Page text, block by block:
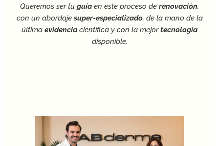
Queremos ser tu guía en este proceso de renovación,
con un abordajesuper-especializado, de la mano de la
última evidencia científica y con la mejortecnología
disponible.